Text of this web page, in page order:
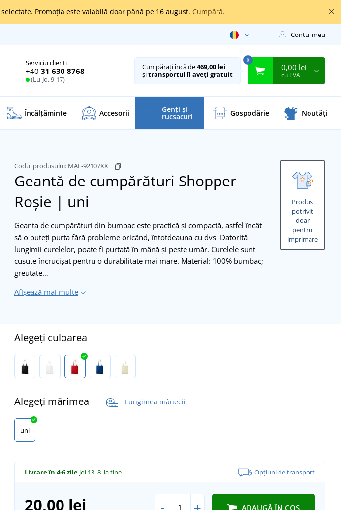
selectate. Promoția este valabilă doar până pe 16 august. Cumpără.
Contul meu
Serviciu clienți
+40 31 630 8768
(Lu-Jo, 9-17)
Cumpărați încă de469,00 lei
șitransportul îl aveți gratuit
0
0,00 lei
cu TVA
Încălţăminte Accesorii Genți și
rucsacuri Gospodărie Noutăți
Produs
potrivit
doar
pentru
imprimare
Codul produsului: MAL-92107XX
Geantă de cumpărături Shopper
Roșie | uni
Geanta de cumpărături din bumbac este practică și compactă, astfel încât
să o puteți purta fără probleme oricând, întotdeauna cu dvs. Datorită
lungimii curelelor, poate fi purtată în mână și peste umăr. Curelele sunt
cusute încrucișat pentru o durabilitate mai mare. Material: 100% bumbac;
greutate…
Afișează mai multe
Alegeți culoarea
Alegeți mărimea Lungimea mânecii
uni
Livrare în 4-6 zile joi 13. 8. la tine Opțiuni de transport
20,00 lei ADAUGĂ ÎN COȘ